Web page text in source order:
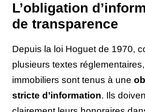
L’obligation
de transparence
Depuis la loi Hoguet de 1970,
plusieurs textes
immobiliers sont tenus à une
stricte d’information. Ils